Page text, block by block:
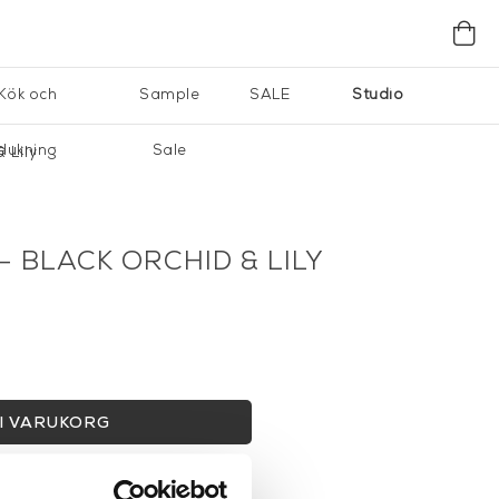
Studio
och Sample
Sale
SALE
Lily
BLACK ORCHID & LILY
VARUKORG